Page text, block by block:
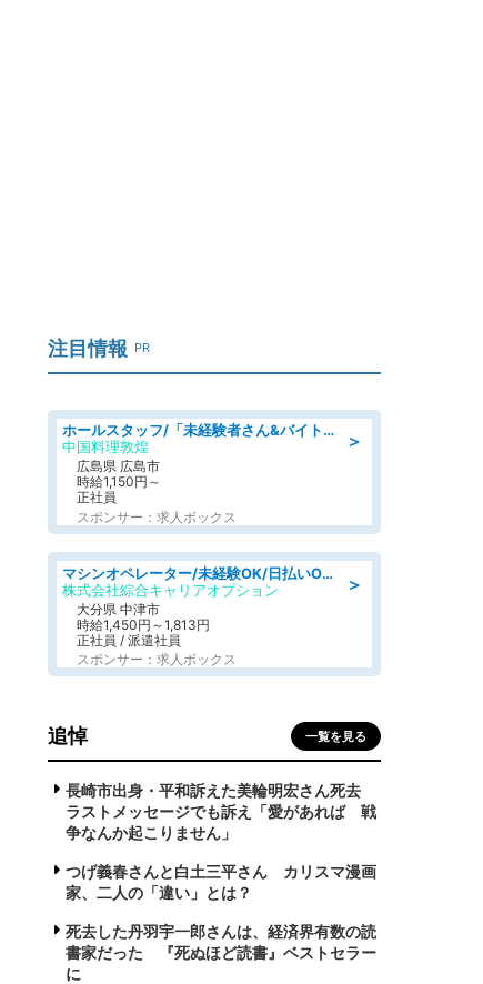
注目情報 PR
＞
ホールスタッフ/「未経験者さん&バイトデビューも大歓迎」残業ほぼなし×1日3時間〜勤務OK!フォロー体制も充実/広島県/広島市南区
中国料理敦煌
広島県 広島市
時給1,150円～
正社員
スポンサー：求人ボックス
＞
マシンオペレーター/未経験OK/日払いOK/寮費無料/交替制/20・30・40代活躍中
株式会社綜合キャリアオプション
大分県 中津市
時給1,450円～1,813円
正社員 / 派遣社員
スポンサー：求人ボックス
追悼 一覧を見る
長崎市出身・平和訴えた美輪明宏さん死去
ラストメッセージでも訴え「愛があれば 戦
争なんか起こりません」
つげ義春さんと白土三平さん カリスマ漫画
家、二人の「違い」とは？
死去した丹羽宇一郎さんは、経済界有数の読
書家だった 『死ぬほど読書』ベストセラー
に